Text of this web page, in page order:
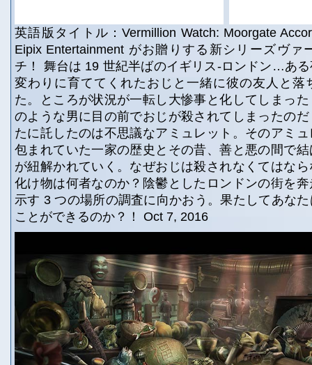
英語版タイトル：Vermillion Watch: Moorgate
Eipix Entertainment がお贈りする新シリーズヴァ
チ！ 舞台は 19 世紀半ばのイギリス-ロンドン…あ
変わりに育ててくれたおじと一緒に彼の友人と落
た。ところが状況が一転し大惨事と化してしまっ
のような男に目の前でおじが殺されてしまったの
たに託したのは不思議なアミュレット。そのアミ
包まれていた一家の歴史とその昔、善と悪の間で
が紐解かれていく。なぜおじは殺されなくてはな
化け物は何者なのか？陰鬱としたロンドンの街を
示す 3 つの場所の調査に向かおう。果たしてあな
ことができるのか？！ Oct 7, 2016